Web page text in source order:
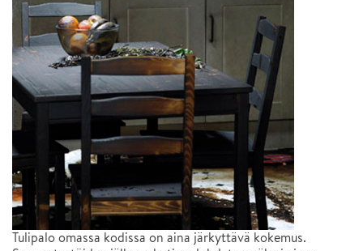
Tulipalo omassa kodissa on aina järkyttävä kokemus.